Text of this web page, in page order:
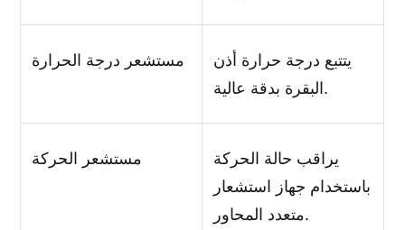
مستشعر درجة الحرارة
يتتبع درجة حرارة أذن
البقرة بدقة عالية.
مستشعر الحركة
يراقب حالة الحركة
باستخدام جهاز استشعار
متعدد المحاور.